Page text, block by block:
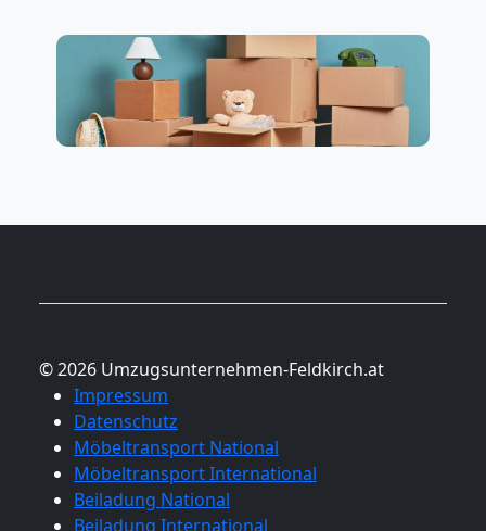
© 2026 Umzugsunternehmen-Feldkirch.at
Impressum
Datenschutz
Möbeltransport National
Möbeltransport International
Beiladung National
Beiladung International